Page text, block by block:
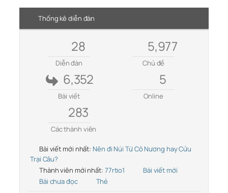
Thống kê diễn đàn
28
Diễn đàn
5,977
Chủ đề
6,352
Bài viết
5
Online
283
Các thành viên
Bài viết mới nhất: Nên đi Núi Tứ Cô Nương hay Cửu
Trại Câu?
Thành viên mới nhất: 77rtio1
Bài viết mới
Bài chưa đọc
Thẻ